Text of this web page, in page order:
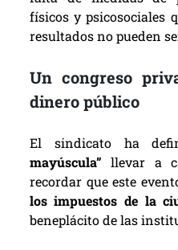
físicos y psicosociales
resultados no pueden
Un congreso
dinero público
El sindicato ha
mayúscula” llevar a
recordar que este
los impuestos de la
beneplácito de las